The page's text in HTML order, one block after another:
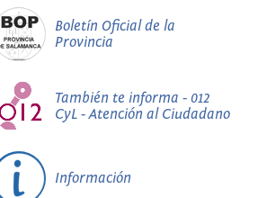
Boletín Oficial de la
Provincia
También te informa - 012
CyL - Atención al Ciudadano
Información